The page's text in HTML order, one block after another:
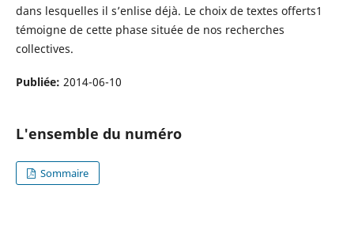
dans lesquelles il s’enlise déjà. Le choix de textes offerts1
témoigne de cette phase située de nos recherches
collectives.
Publiée: 2014-06-10
L'ensemble du numéro
Sommaire